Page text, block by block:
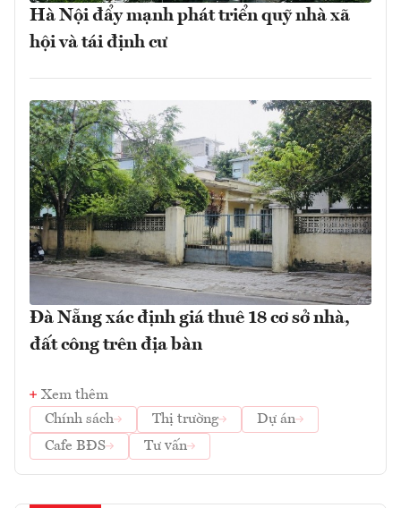
Hà Nội đẩy mạnh phát triển quỹ nhà xã
hội và tái định cư
Đà Nẵng xác định giá thuê 18 cơ sở nhà,
đất công trên địa bàn
Xem thêm
Chính sách
Thị trường
Dự án
Cafe BĐS
Tư vấn